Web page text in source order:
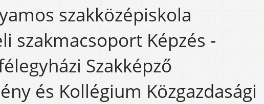
szakközépiskola
szakmacsoport Képzés -
Szakképző
és Kollégium Közgazdasági